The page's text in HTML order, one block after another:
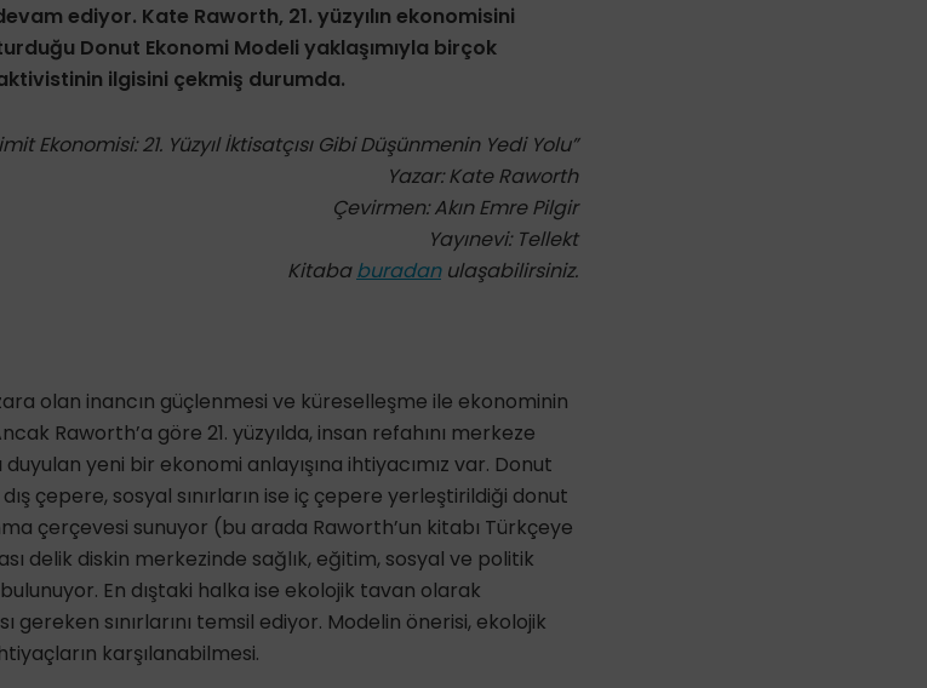
ediyor. Kate Raworth, 21. yüzyılın ekonomisini
Donut Ekonomi Modeli yaklaşımıyla birçok
ilgisini çekmiş durumda.
Ekonomisi: 21. Yüzyıl İktisatçısı Gibi Düşünmenin Yedi Yolu”
Yazar: Kate Raworth
Çevirmen: Akın Emre Pilgir
Yayınevi: Tellekt
Kitababuradanulaşabilirsiniz.
olan inancın güçlenmesi ve küreselleşme ile ekonominin
Raworth’a göre 21. yüzyılda, insan refahını merkeze
yeni bir ekonomi anlayışına ihtiyacımız var. Donut
dış çepere, sosyal sınırların ise iç çepere yerleştirildiği donut
çerçevesi sunuyor (bu arada Raworth’un kitabı Türkçeye
delik diskin merkezinde sağlık, eğitim, sosyal ve politik
En dıştaki halka ise ekolojik tavan olarak
gereken sınırlarını temsil ediyor. Modelin önerisi, ekolojik
karşılanabilmesi.